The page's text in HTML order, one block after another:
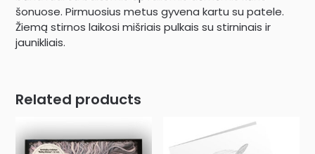
šonuose. Pirmuosius metus gyvena kartu su patele.
Žiemą stirnos laikosi mišriais pulkais su stirninais ir
jaunikliais.
Related products